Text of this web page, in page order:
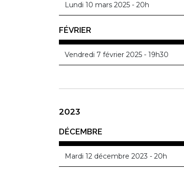
Lundi 10 mars 2025 - 20h
FÉVRIER
Vendredi 7 février 2025 - 19h30
2023
DÉCEMBRE
Mardi 12 décembre 2023 - 20h